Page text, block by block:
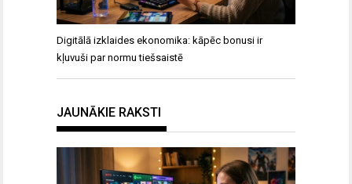
Digitālā izklaides ekonomika: kāpēc bonusi ir
kļuvuši par normu tiešsaistē
JAUNĀKIE RAKSTI